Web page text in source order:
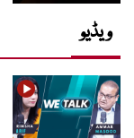
ویڈیو